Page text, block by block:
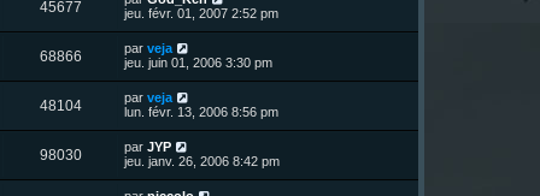
g
e
e
s
s
a
g
e
s
i
e
r
m
e
s
s
a
g
e
45677V
u
s
e
i
e
r
m
e
s
s
a
g
e
jeu. févr. 01, 2007 2:52 pm
68866V
u
s
D
e
i
e
r
m
e
s
s
par veja
jeu. juin 01, 2006 3:30 pm
48104V
u
D
e
i
e
r
par veja
lun. févr. 13, 2006 8:56 pm
98030V
u
D
e
par JYP
jeu. janv. 26, 2006 8:42 pm